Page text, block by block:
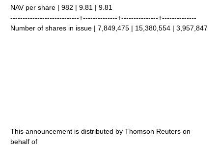
NAV per share | 982 | 9.81 | 9.81
----------------------------+--------------+---------------+--------------
Number of shares in issue | 7,849,475 | 15,380,554 | 3,957,847
This announcement is distributed by Thomson Reuters on
behalf of